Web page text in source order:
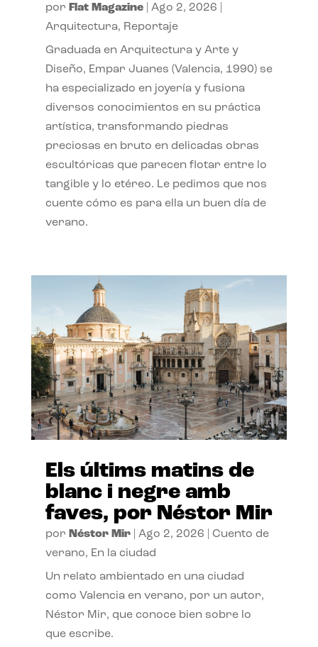
por Flat Magazine| Ago 2, 2026
Arquitectura, Reportaje
Graduada en Arquitectura y Arte y
Diseño, Empar Juanes (Valencia, 1990) se
ha especializado en joyería y fusiona
diversos conocimientos en su práctica
artística, transformando piedras
preciosas en bruto en delicadas obras
escultóricas que parecen flotar entre lo
tangible y lo etéreo. Le pedimos que nos
cuente cómo es para ella un buen día de
verano.
Els últims matins de
blanc i negre amb
faves, por Néstor Mir
por Néstor Mir| Ago 2, 2026
Cuento de
verano, En la ciudad
Un relato ambientado en una ciudad
como Valencia en verano, por un autor,
Néstor Mir, que conoce bien sobre lo
que escribe.